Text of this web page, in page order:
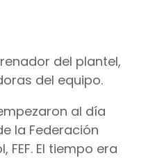
del plantel,
del equipo.
al día
la Federación
FEF. El tiempo era